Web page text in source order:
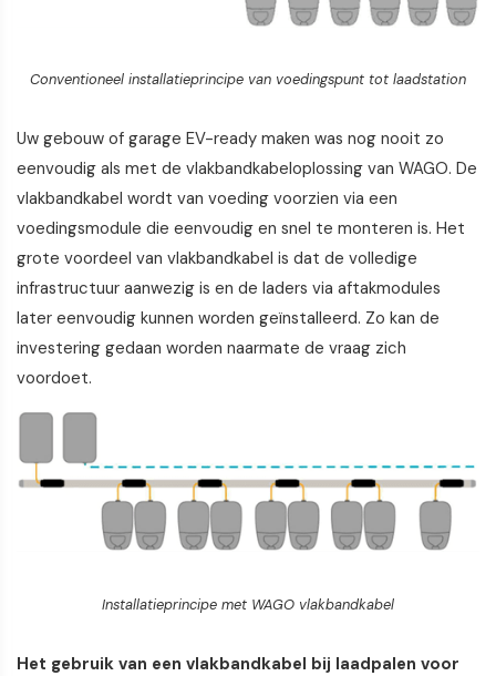
Conventioneel installatieprincipe van voedingspunt tot laadstation
Uw gebouw of garage EV-ready maken was nog nooit zo
eenvoudig als met de vlakbandkabeloplossing van WAGO. De
vlakbandkabel wordt van voeding voorzien via een
voedingsmodule die eenvoudig en snel te monteren is. Het
grote voordeel van vlakbandkabel is dat de volledige
infrastructuur aanwezig is en de laders via aftakmodules
later eenvoudig kunnen worden geïnstalleerd. Zo kan de
investering gedaan worden naarmate de vraag zich
voordoet.
Installatieprincipe met WAGO vlakbandkabel
Het gebruik van een vlakbandkabel bij laadpalen voor